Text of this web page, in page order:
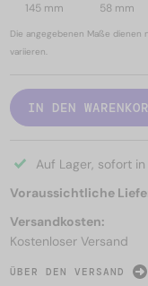
145 mm 58 mm
Die angegebenen Maße dienen
variieren.
IN DEN
Auf Lager, sofort
Voraussichtliche
Versandkosten:
Kostenloser Versand
ÜBER DEN VERSAND